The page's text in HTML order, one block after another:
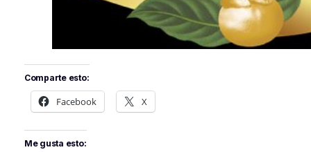
Comparte esto:
Facebook X
Me gusta esto: